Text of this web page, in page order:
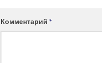
Комментарий *